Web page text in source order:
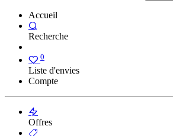
Accueil
Recherche
0
Liste d'envies
Compte
Offres